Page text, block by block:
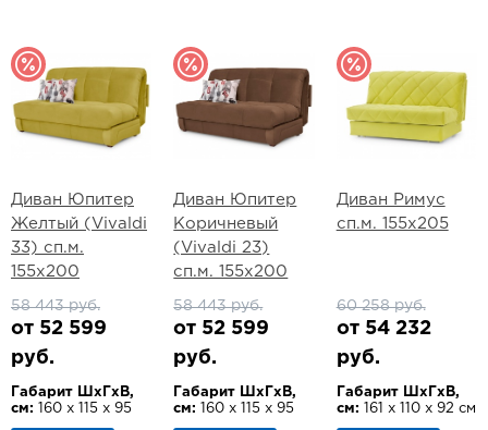
Диван Юпитер
Желтый (Vivaldi
33) сп.м.
155х200
58 443 руб.
от 52 599
руб.
Габарит ШхГхВ,
см: 160 х 115 х 95
Диван Юпитер
Коричневый
(Vivaldi 23)
сп.м. 155х200
58 443 руб.
от 52 599
руб.
Габарит ШхГхВ,
см:
160 х 115 х 95
Диван Римус
сп.м. 155х205
60 258 руб.
от 54 232
руб.
Габарит ШхГхВ,
см: 161 х 110 х 92 см